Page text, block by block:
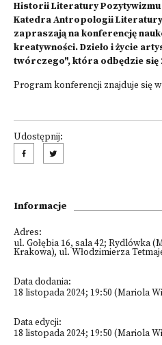
Historii Literatury Pozytywizmu
Katedra Antropologii Literatury
zapraszają na konferencję
kreatywności. Dzieło i życie
twórczego", która odbędzie się
Program konferencji znajduje się
Udostępnij:
Informacje
Adres:
ul. Gołębia 16, sala 42; Rydlówka
Krakowa), ul. Włodzimierza
Data dodania:
18 listopada 2024; 19:50 (Mariola
Data edycji:
18 listopada 2024; 19:50 (Mariola